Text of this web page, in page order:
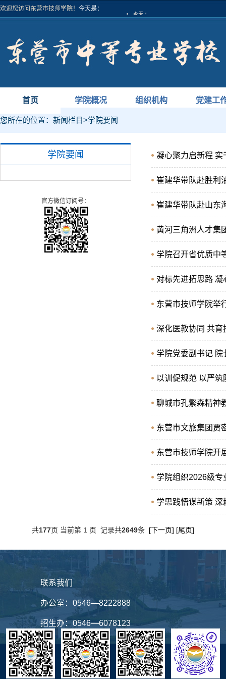
欢迎您访问东营市技师学院！ 今天是：
首页 学院概况 组织机构 党建工
您所在的位置： 新闻栏目>学院要闻
学院要闻
官方微信订阅号：
凝心聚力启新程 实
崔建华带队赴胜利
崔建华带队赴山东
黄河三角洲人才集
学院召开省优质中
对标先进拓思路
东营市技师学院举
深化医教协同 共育
学院党委副书记
以训促规范 以严筑
聊城市孔繁森精神
东营市文旅集团贾
东营市技师学院开
学院组织2026级
学思践悟谋新策
共177页 当前第 1 页 记录共2649条 [下一页] [尾页]
联系我们
办公室： 0546—8222888
招生办：0546—6078123